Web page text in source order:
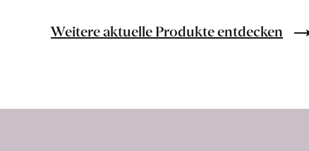
Lebensmittel
ab
Weitere aktuelle Produkte entdecken